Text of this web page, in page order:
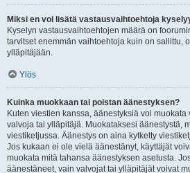
Miksi en voi lisätä vastausvaihtoehtoja
Kyselyn vastausvaihtoehtojen määrä on
tarvitset enemmän vaihtoehtoja kuin on sallittu,
ylläpitäjään.
Ylös
Kuinka muokkaan tai poistan äänestyksen?
Kuten viestien kanssa, äänestyksiä voi
valvoja tai ylläpitäjä. Muokataksesi äänestystä,
viestiketjussa. Äänestys on aina kytketty
Jos kukaan ei ole vielä äänestänyt, käyttäjät
muokata mitä tahansa äänestyksen asetusta.
äänestäneet, vain valvojat tai ylläpitäjät voivat